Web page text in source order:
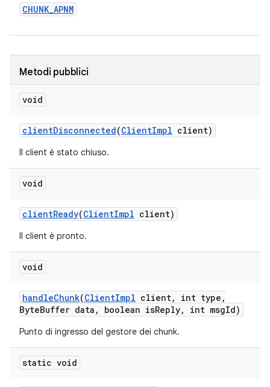
CHUNK_APNM
Metodi pubblici
void
clientDisconnected(ClientImpl client)
Il client è stato chiuso.
void
clientReady(ClientImpl client)
Il client è pronto.
void
handleChunk(ClientImpl client, int type ,
ByteBuffer data , boolean isReply, int msgId)
Punto di ingresso del gestore dei chunk.
static void